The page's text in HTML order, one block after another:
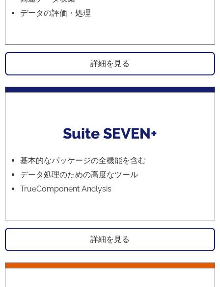
データの評価・処理
詳細を見る
Suite SEVEN+
基本的なパッケージの全機能を含む
データ処理のための高度なツール
TrueComponent Analysis
詳細を見る